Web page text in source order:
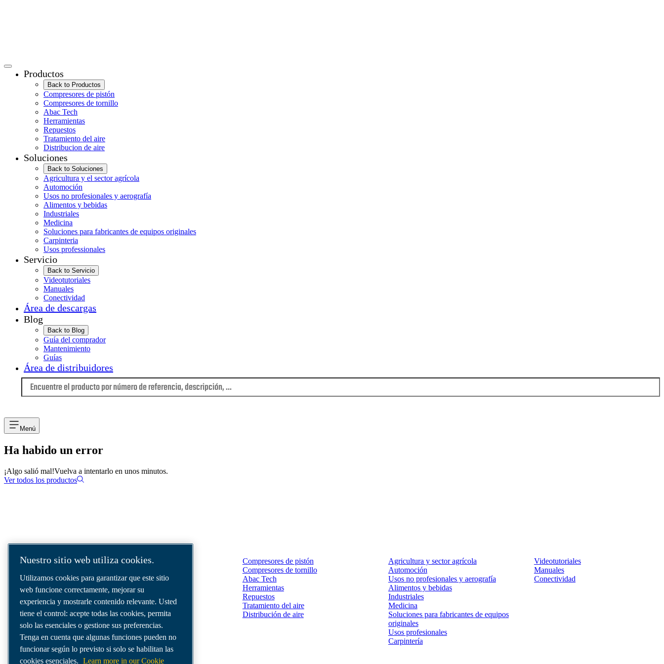
Productos
Back to Productos
Compresores de pistón
Compresores de tornillo
Abac Tech
Herramientas
Repuestos
Tratamiento del aire
Distribucion de aire
Soluciones
Back to Soluciones
Agricultura y el sector agrícola
Automoción
Usos no profesionales y aerografía
Alimentos y bebidas
Industriales
Medicina
Soluciones para fabricantes de equipos originales
Carpinteria
Usos professionales
Servicio
Back to Servicio
Videotutoriales
Manuales
Conectividad
Área de descargas
Blog
Back to Blog
Guía del comprador
Mantenimiento
Guías
Área de distribuidores
Menú
Ha habido un error
¡Algo salió mal!Vuelva a intentarlo en unos minutos.
Ver todos los productos
Somos una empresa líder en soluciones de
aire comprimido que ofrece los mejores
compresores, generadores de gases
industriales y sistemas de distribución de aire
para satisfacer incluso las necesidades más
exigentes.
Compresores de pistón
Compresores de tornillo
Abac Tech
Herramientas
Repuestos
Tratamiento del aire
Distribución de aire
Agricultura y sector agrícola
Automoción
Usos no profesionales y aerografía
Alimentos y bebidas
Industriales
Medicina
Soluciones para fabricantes de equipos
originales
Usos profesionales
Carpintería
Videotutoriales
Manuales
Conectividad
Nuestro sitio web utiliza cookies.
Utilizamos cookies para garantizar que este sitio
web funcione correctamente, mejorar su
experiencia y mostrarle contenido relevante. Usted
tiene el control: acepte todas las cookies, permita
solo las esenciales o gestione sus preferencias.
Tenga en cuenta que algunas funciones pueden no
funcionar según lo previsto si solo se habilitan las
cookies esenciales. Learn more in our Cookie